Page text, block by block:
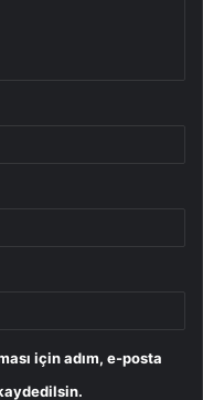
için adım, e-posta